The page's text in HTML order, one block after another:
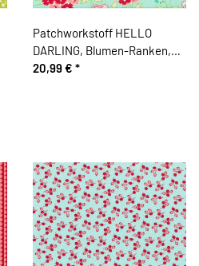
Patchworkstoff HELLO
DARLING, Blumen-Ranken,
mintgrün-rot, Moda Fabrics
20,99 € *